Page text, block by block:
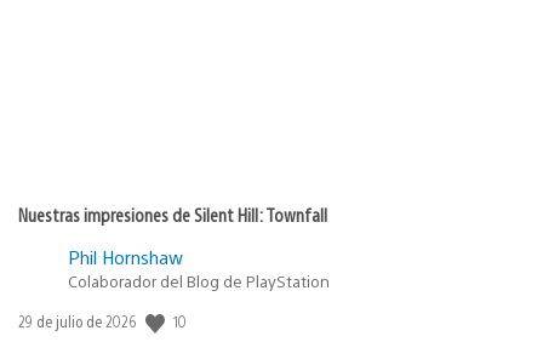
Nuestras impresiones de Silent Hill: Townfall
Phil Hornshaw
Colaborador del Blog de PlayStation
Fecha
29 de julio de 2026 10